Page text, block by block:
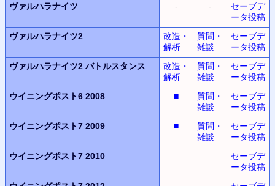
ヴァルハラナイツ
- -
セーブデ
ータ投稿
ヴァルハラナイツ2
改造・
解析
質問・
雑談
セーブデ
ータ投稿
ヴァルハラナイツ2 バトルスタンス
改造・
解析
質問・
雑談
セーブデ
ータ投稿
ウイニングポスト6 2008
■
質問・
雑談
セーブデ
ータ投稿
ウイニングポスト7 2009
■
質問・
雑談
セーブデ
ータ投稿
ウイニングポスト7 2010
セーブデ
ータ投稿